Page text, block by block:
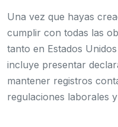
Una vez que hayas
cumplir con todas las
tanto en Estados
incluye presentar
mantener registros
regulaciones laborales